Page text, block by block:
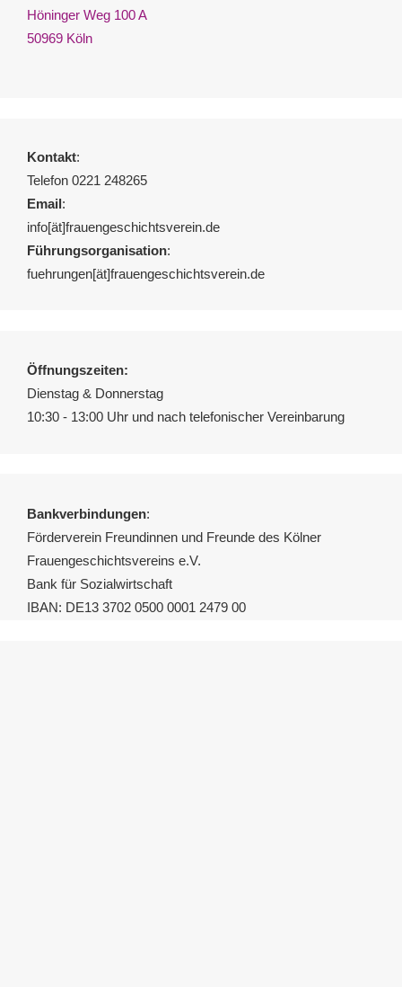
Höninger Weg 100 A
50969 Köln
Kontakt:
Telefon 0221 248265
Email:
info[ät]frauengeschichtsverein.de
Führungsorganisation:
fuehrungen[ät]frauengeschichtsverein.de
Öffnungszeiten:
Dienstag & Donnerstag
10:30 - 13:00 Uhr und nach telefonischer Vereinbarung
Bankverbindungen:
Förderverein Freundinnen und Freunde des Kölner
Frauengeschichtsvereins e.V.
Bank für Sozialwirtschaft
IBAN: DE13 3702 0500 0001 2479 00